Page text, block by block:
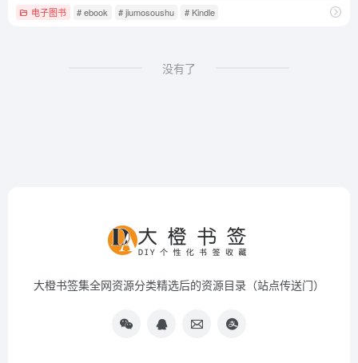
电子图书 # ebook # jiumosoushu # Kindle
没有了
大橙书签集全网资源分类精选后的资源目录（站点传送门）